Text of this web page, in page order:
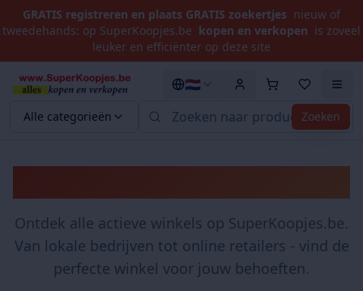
GRATIS registreren en plaats GRATIS zoekertjes nieuw of
tweedehands: op SuperKoopjes.be kopen en verkopen is zoveel
leuker en efficiënter op deze site
Alle categorieën Zoeken
🇳🇱
Ontdek alle actieve winkels op SuperKoopjes.be.
Van lokale bedrijven tot online retailers - vind de
perfecte winkel voor jouw behoeften.